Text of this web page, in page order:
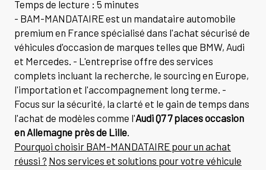
Temps de lecture : 5 minutes
- BAM-MANDATAIRE est un mandataire automobile
premium en France spécialisé dans l'achat sécurisé de
véhicules d'occasion de marques telles que BMW, Audi
et Mercedes. - L'entreprise offre des services
complets incluant la recherche, le sourcing en Europe,
l'importation et l'accompagnement long terme. -
Focus sur la sécurité, la clarté et le gain de temps dans
l'achat de modèles comme l'Audi Q7 7 places occasion
en Allemagne près de Lille.
Pourquoi choisir BAM-MANDATAIRE pour un achat
réussi ? Nos services et solutions pour votre véhicule